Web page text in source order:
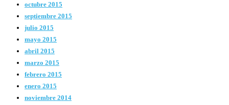
octubre 2015
septiembre 2015
julio 2015
mayo 2015
abril 2015
marzo 2015
febrero 2015
enero 2015
noviembre 2014